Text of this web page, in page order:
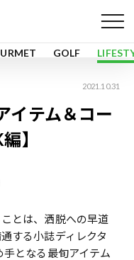
GOLF
2021.10.31
イテム＆コー
】
とは、洒脱への早道
する小誌ディレクタ
となる最旬アイテム